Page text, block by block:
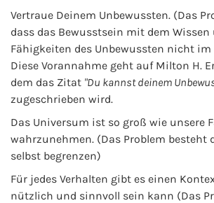
Vertraue Deinem Unbewussten. (Das
dass das Bewusstsein mit dem Wissen
Fähigkeiten des Unbewussten nicht
Diese Vorannahme geht auf Milton H.
dem das Zitat "Du kannst deinem
zugeschrieben wird.
Das Universum ist so groß wie unsere
wahrzunehmen. (Das Problem besteht
selbst begrenzen)
Für jedes Verhalten gibt es einen
nützlich und sinnvoll sein kann (Das